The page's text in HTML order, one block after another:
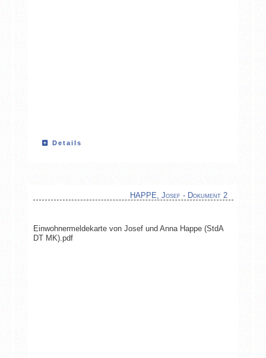
Details
HAPPE, Josef - Dokument 2
Einwohnermeldekarte von Josef und Anna Happe (StdA
DT MK).pdf